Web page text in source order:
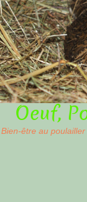
Oeuf,
Bien-être au